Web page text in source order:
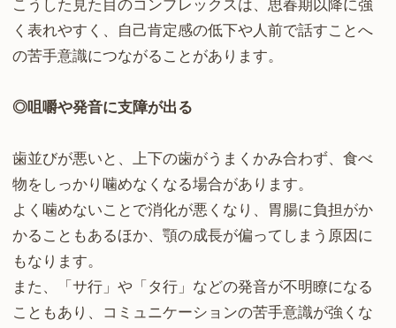
こうした見た目のコンプレックスは、思春期以降に強
く表れやすく、自己肯定感の低下や人前で話すことへ
の苦手意識につながることがあります。
◎咀嚼や発音に支障が出る
歯並びが悪いと、上下の歯がうまくかみ合わず、食べ
物をしっかり噛めなくなる場合があります。
よく噛めないことで消化が悪くなり、胃腸に負担がか
かることもあるほか、顎の成長が偏ってしまう原因に
もなります。
また、「サ行」や「タ行」などの発音が不明瞭になる
こともあり、コミュニケーションの苦手意識が強くな